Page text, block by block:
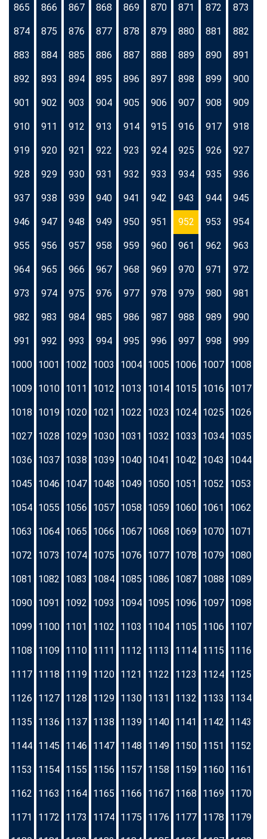
865 866 867 868 869 870 871 872 873
874 875 876 877 878 879 880 881 882
883 884 885 886 887 888 889 890 891
892 893 894 895 896 897 898 899 900
901 902 903 904 905 906 907 908 909
910 911 912 913 914 915 916 917 918
919 920 921 922 923 924 925 926 927
928 929 930 931 932 933 934 935 936
937 938 939 940 941 942 943 944 945
946 947 948 949 950 951 952 953 954
955 956 957 958 959 960 961 962 963
964 965 966 967 968 969 970 971 972
973 974 975 976 977 978 979 980 981
982 983 984 985 986 987 988 989 990
991 992 993 994 995 996 997 998 999
1000 1001 1002 1003 1004 1005 1006 1007 1008
1009 1010 1011 1012 1013 1014 1015 1016 1017
1018 1019 1020 1021 1022 1023 1024 1025 1026
1027 1028 1029 1030 1031 1032 1033 1034 1035
1036 1037 1038 1039 1040 1041 1042 1043 1044
1045 1046 1047 1048 1049 1050 1051 1052 1053
1054 1055 1056 1057 1058 1059 1060 1061 1062
1063 1064 1065 1066 1067 1068 1069 1070 1071
1072 1073 1074 1075 1076 1077 1078 1079 1080
1081 1082 1083 1084 1085 1086 1087 1088 1089
1090 1091 1092 1093 1094 1095 1096 1097 1098
1099 1100 1101 1102 1103 1104 1105 1106 1107
1108 1109 1110 1111 1112 1113 1114 1115 1116
1117 1118 1119 1120 1121 1122 1123 1124 1125
1126 1127 1128 1129 1130 1131 1132 1133 1134
1135 1136 1137 1138 1139 1140 1141 1142 1143
1144 1145 1146 1147 1148 1149 1150 1151 1152
1153 1154 1155 1156 1157 1158 1159 1160 1161
1162 1163 1164 1165 1166 1167 1168 1169 1170
1171 1172 1173 1174 1175 1176 1177 1178 1179